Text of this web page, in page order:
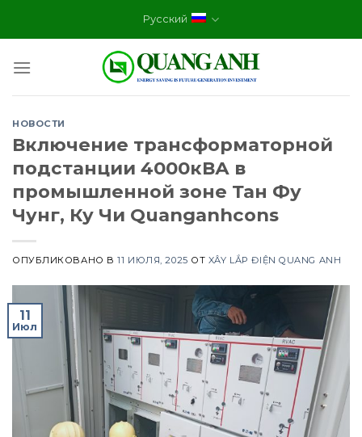
Русский
НОВОСТИ
Включение трансформаторной
подстанции 4000кВА в
промышленной зоне Тан Фу
Чунг, Ку Чи Quanganhcons
ОПУБЛИКОВАНО В11 ИЮЛЯ, 2025 ОТ XÂY LẮP ĐIỆN QUANG ANH
11
Июл